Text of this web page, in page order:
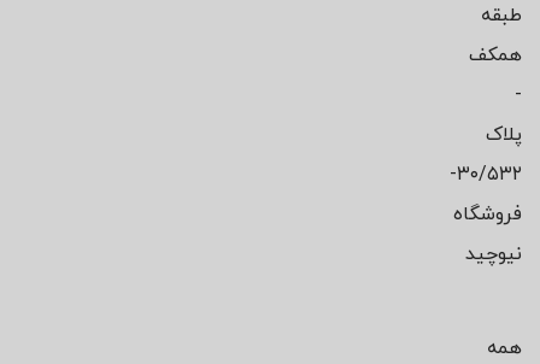
طبقه
همکف
-
پلاک
۳۰/۵۳۲-
فروشگاه
نیوچید
همه